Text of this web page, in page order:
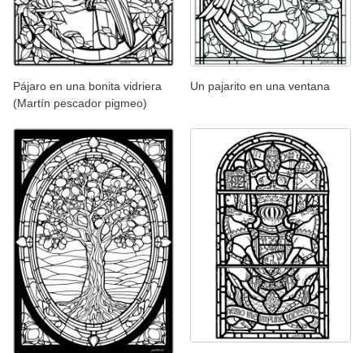
Pájaro en una bonita vidriera
(Martín pescador pigmeo)
Un pajarito en una ventana